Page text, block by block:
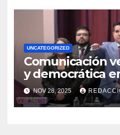
UNCATEGORIZED
Comunicación
y democrática
CGCS
NOV 28, 2025